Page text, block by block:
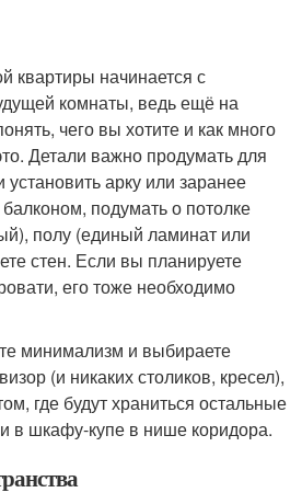
квартиры начинается с
комнаты, ведь ещё на
чего вы хотите и как много
Детали важно продумать для
установить арку или заранее
подумать о потолке
полу (единый ламинат или
стен. Если вы планируете
его тоже необходимо
минимализм и выбираете
(и никаких столиков, кресел),
где будут храниться остальные
в шкафу-купе в нише коридора.